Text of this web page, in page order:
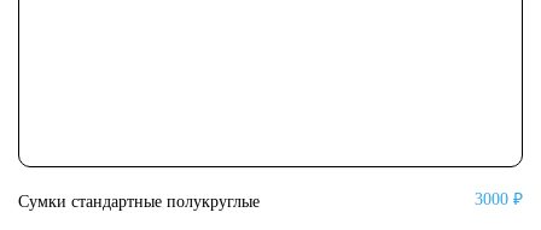
Сумки стандартные полукруглые 3000 ₽